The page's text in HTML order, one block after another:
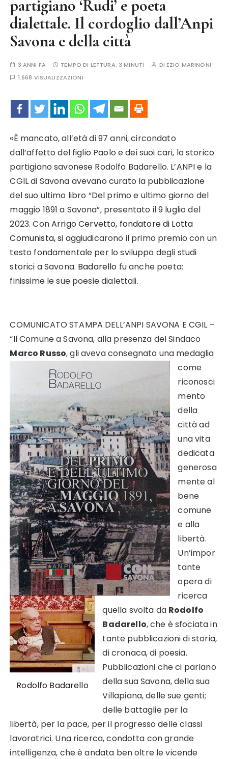
partigiano ‘Rudi’ e poeta
dialettale. Il cordoglio dall’Anpi
Savona e della città
3 ANNI FA TEMPO DI LETTURA: 3 MINUTI DI EZIO MARINONI
1.668 VISUALIZZAZIONI
«È mancato, all’età di 97 anni, circondato
dall’affetto del figlio Paolo e dei suoi cari, lo storico
partigiano savonese Rodolfo Badarello. L’ANPI e la
CGIL di Savona avevano curato la pubblicazione
del suo ultimo libro “Del primo e ultimo giorno del
maggio 1891 a Savona”, presentato il 9 luglio del
2023. ConArrigo Cervetto, fondatore di Lotta
Comunista, si aggiudicarono il primo premio con un
testo fondamentale per lo sviluppo degli studi
storici a Savona. Badarello fu anche poeta:
finissime le sue poesie dialettali.
COMUNICATO STAMPA DELL’ANPI SAVONA E CGIL –
“Il Comune a Savona, alla presenza del Sindaco
Marco Russo, gli avevaconsegnato una medaglia
come
riconosci
mento
della
città ad
una vita
dedicata
generosa
mente al
bene
comune
e alla
libertà.
Rodolfo Badarello
Un’impor
tante
opera di
ricerca
quella svolta da Rodolfo
Badarello, che è sfociata in
tante pubblicazioni di storia,
di cronaca, di poesia.
Pubblicazioni che ci parlano
della sua Savona, della sua
Villapiana, delle sue genti;
delle battaglie per la
libertà, per la pace, per il progresso delle classi
lavoratrici. Una ricerca, condotta con grande
intelligenza, che è andata ben oltre le vicende